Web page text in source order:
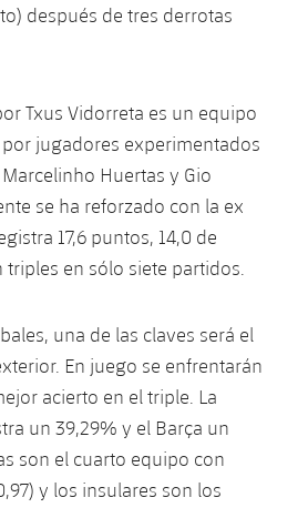
después de tres derrotas
Txus Vidorreta es un equipo
jugadores experimentados
Huertas y Gio
se ha reforzado con la ex
17,6 puntos, 14,0 de
en sólo siete partidos.
una de las claves será el
En juego se enfrentarán
acierto en el triple. La
un 39,29% y el Barça un
son el cuarto equipo con
y los insulares son los